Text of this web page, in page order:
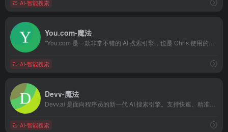
AI-智能搜索
You.com-魔法
AI-智能搜索
Devv-魔法
AI-智能搜索